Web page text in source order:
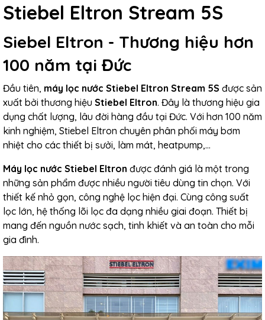
Stiebel Eltron Stream 5S
Siebel Eltron - Thương hiệu hơn
100 năm tại Đức
Đầu tiên, máy lọc nước Stiebel Eltron Stream 5S được sản
xuất bởi thương hiệu Stiebel Eltron. Đây là thương hiệu gia
dụng chất lượng, lâu đời hàng đầu tại Đức. Với hơn 100 năm
kinh nghiệm, Stiebel Eltron chuyên phân phối máy bơm
nhiệt cho các thiết bị sưởi, làm mát, heatpump,...
Máy lọc nước Stiebel Eltron được đánh giá là một trong
những sản phẩm được nhiều người tiêu dùng tin chọn. Với
thiết kế nhỏ gọn, công nghệ lọc hiện đại. Cùng công suất
lọc lớn, hệ thống lõi lọc đa dạng nhiều giai đoạn. Thiết bị
mang đến nguồn nước sạch, tinh khiết và an toàn cho mỗi
gia đình.